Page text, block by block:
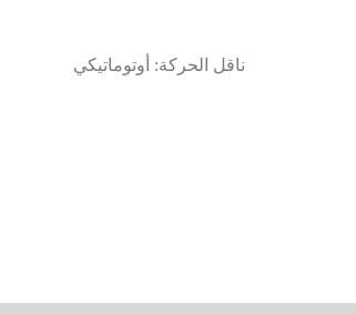
ناقل الحركة: أوتوماتيكي